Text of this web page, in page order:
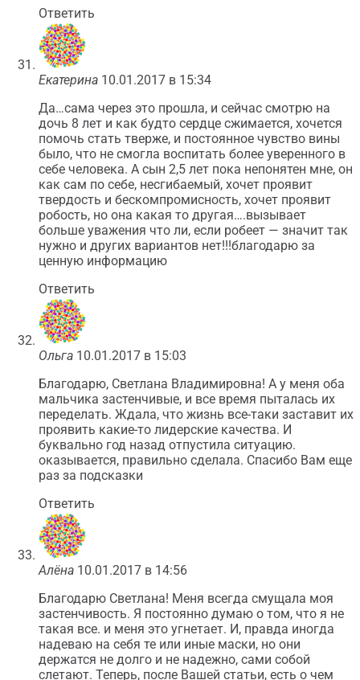
Ответить
Екатерина 10.01.2017 в 15:34
Да…сама через это прошла, и сейчас смотрю на
дочь 8 лет и как будто сердце сжимается, хочется
помочь стать тверже, и постоянное чувство вины
было, что не смогла воспитать более уверенного в
себе человека. А сын 2,5 лет пока непонятен мне, он
как сам по себе, несгибаемый, хочет проявит
твердость и бескомпромисность, хочет проявит
робость, но она какая то другая….вызывает
больше уважения что ли, если робеет — значит так
нужно и других вариантов нет!!!благодарю за
ценную информацию
Ответить
Ольга 10.01.2017 в 15:03
Благодарю, Светлана Владимировна! А у меня оба
мальчика застенчивые, и все время пыталась их
переделать. Ждала, что жизнь все-таки заставит их
проявить какие-то лидерские качества. И
буквально год назад отпустила ситуацию.
оказывается, правильно сделала. Спасибо Вам еще
раз за подсказки
Ответить
Алёна 10.01.2017 в 14:56
Благодарю Светлана! Меня всегда смущала моя
застенчивость. Я постоянно думаю о том, что я не
такая все. и меня это угнетает. И, правда иногда
надеваю на себя те или иные маски, но они
держатся не долго и не надежно, сами собой
слетают. Теперь, после Вашей статьи, есть о чем